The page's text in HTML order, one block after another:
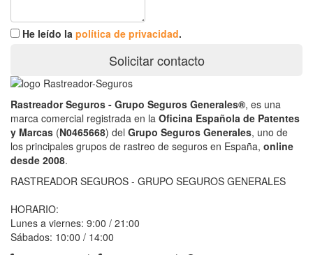
He leído la política de privacidad.
Solicitar contacto
Rastreador Seguros - Grupo Seguros Generales®, es una
marca comercial registrada en la Oficina Española de Patentes
y Marcas (N0465668) del Grupo Seguros Generales, uno de
los principales grupos de rastreo de seguros en España, online
desde 2008.
RASTREADOR SEGUROS - GRUPO SEGUROS GENERALES
HORARIO:
Lunes a viernes: 9:00 / 21:00
Sábados: 10:00 / 14:00